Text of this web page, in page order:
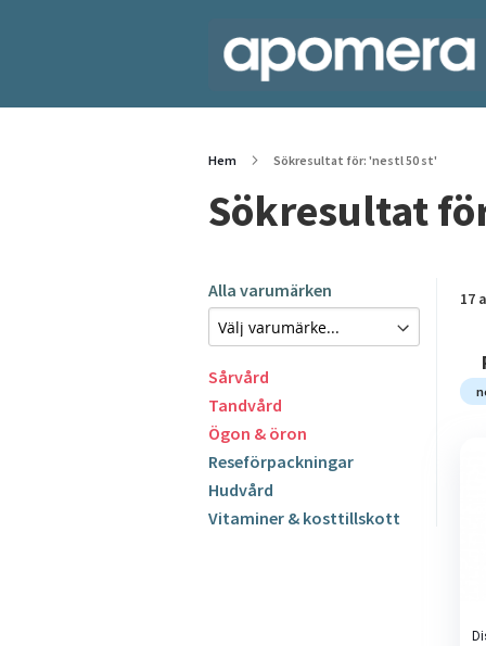
Hem Sökresultat för: 'nestl 50 st'
Sökresultat
17
Alla varumärken
Sårvård
Tandvård
Ögon & öron
Reseförpackningar
Hudvård
Vitaminer & kosttillskott